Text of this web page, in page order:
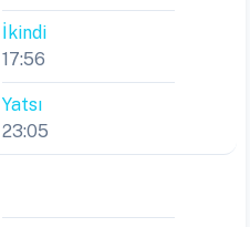
İkindi
17:56
Yatsı
23:05